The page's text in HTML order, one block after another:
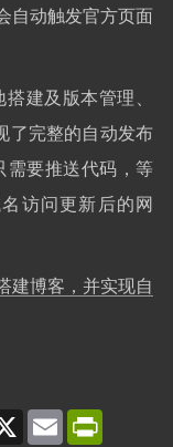
自动触发官方页面
建及版本管理、
了完整的自动发布
需要推送代码，等
访问更新后的网
建博客，并实现自
X
E
m